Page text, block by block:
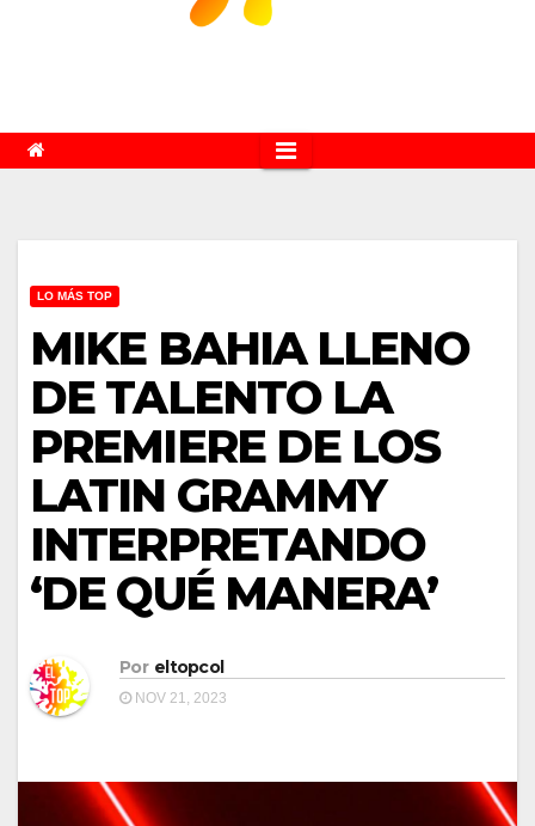
LO MÁS TOP
MIKE BAHIA LLENO
DE TALENTO LA
PREMIERE DE LOS
LATIN GRAMMY
INTERPRETANDO
‘DE QUÉ MANERA’
Por eltopcol
NOV 21, 2023